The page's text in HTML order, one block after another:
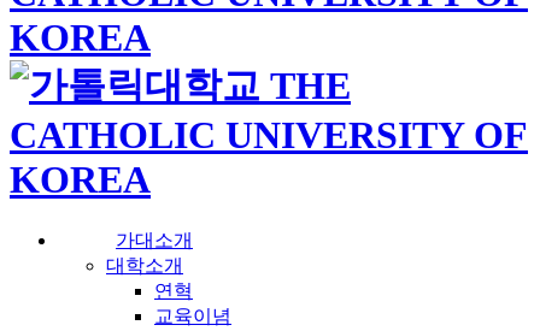
가대소개
대학소개
연혁
교육이념